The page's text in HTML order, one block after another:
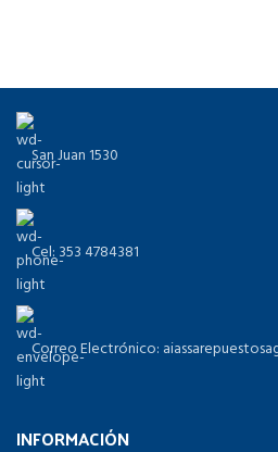
San Juan 1530
Cel: 353 4784381
Correo Electrónico:
INFORMACIÓN